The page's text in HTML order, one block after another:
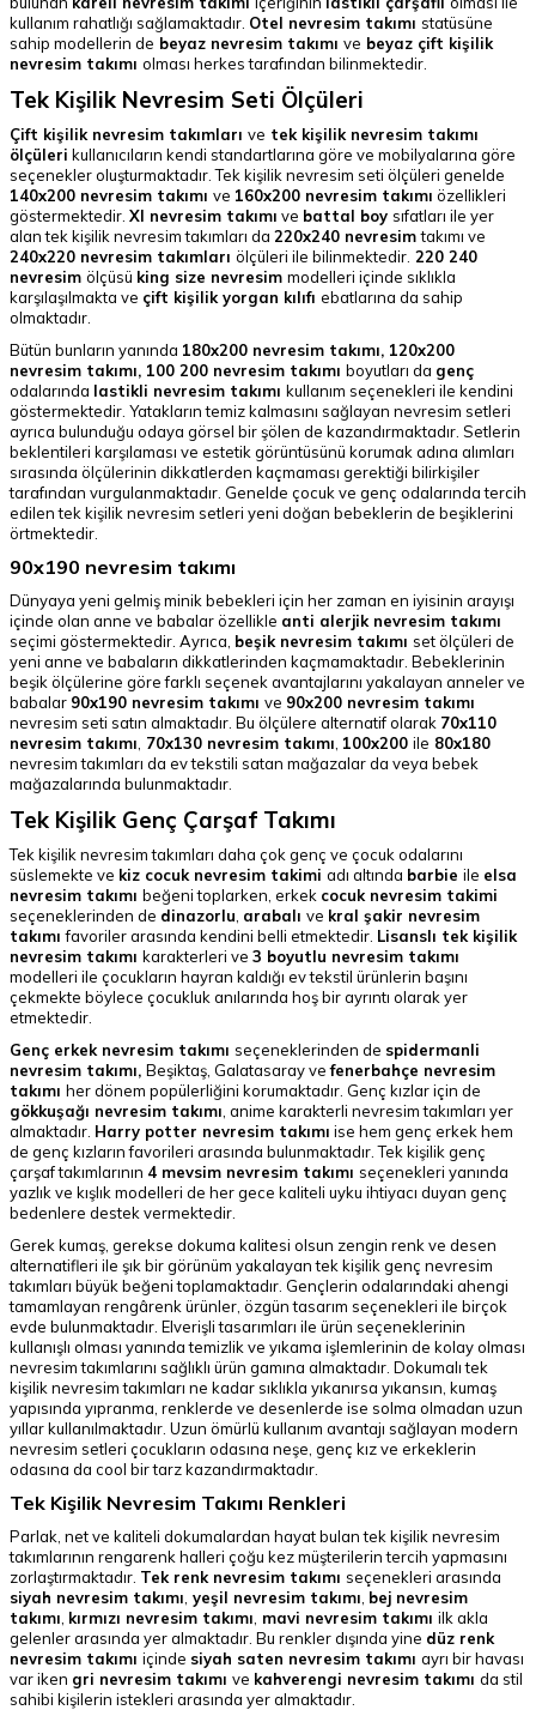
kullanım rahatlığı sağlamaktadır. Otel nevresim takımı statüsüne
sahip modellerin de beyaz nevresim takımı ve beyaz çift kişilik
nevresim takımı olması herkes tarafından bilinmektedir.
Tek Kişilik Nevresim Seti Ölçüleri
Çift kişilik nevresim takımları ve tek kişilik nevresim takımı
ölçüleri kullanıcıların kendi standartlarına göre ve mobilyalarına göre
seçenekler oluşturmaktadır. Tek kişilik nevresim seti ölçüleri genelde
140x200 nevresim takımı ve 160x200 nevresim takımı özellikleri
göstermektedir. Xl nevresim takımı ve battal boy sıfatları ile yer
alan tek kişilik nevresim takımları da 220x240 nevresimtakımı ve
240x220 nevresim takımları ölçüleri ile bilinmektedir. 220 240
nevresim ölçüsü king size nevresim modelleri içinde sıklıkla
karşılaşılmakta ve çift kişilik yorgan kılıfı ebatlarına da sahip
olmaktadır.
Bütün bunların yanında 180x200 nevresim takımı, 120x200
nevresim takımı, 100 200 nevresim takımı boyutları da genç
odalarında lastikli nevresim takımı kullanım seçenekleri ile kendini
göstermektedir. Yatakların temiz kalmasını sağlayan nevresim setleri
ayrıca bulunduğu odaya görsel bir şölen de kazandırmaktadır. Setlerin
beklentileri karşılaması ve estetik görüntüsünü korumak adına alımları
sırasında ölçülerinin dikkatlerden kaçmaması gerektiği bilirkişiler
tarafından vurgulanmaktadır. Genelde çocuk ve genç odalarında tercih
edilen tek kişilik nevresim setleri yeni doğan bebeklerin de beşiklerini
örtmektedir.
90x190 nevresim takımı
Dünyaya yeni gelmiş minik bebekleri için her zaman en iyisinin arayışı
içinde olan anne ve babalar özellikle anti alerjik nevresim takımı
seçimi göstermektedir. Ayrıca, beşik nevresim takımı set ölçüleri de
yeni anne ve babaların dikkatlerinden kaçmamaktadır. Bebeklerinin
beşik ölçülerine göre farklı seçenek avantajlarını yakalayan anneler ve
babalar 90x190 nevresim takımı ve 90x200 nevresim takımı
nevresim seti satın almaktadır. Bu ölçülere alternatif olarak 70x110
nevresim takımı 70x130 nevresim takımı 100x200 ile 80x180
nevresim takımları da ev tekstili satan mağazalar da veya bebek
mağazalarında bulunmaktadır.
Tek Kişilik Genç Çarşaf Takımı
Tek kişilik nevresim takımları daha çok genç ve çocuk odalarını
süslemekte ve kiz cocuk nevresim takimi adı altında barbie ile elsa
nevresim takımı beğeni toplarken, erkek cocuk nevresim takimi
seçeneklerinden de dinazorlu arabalı ve kral şakir nevresim
takımıfavoriler arasında kendini belli etmektedir. Lisanslı tek kişilik
nevresim takımı karakterleri ve 3 boyutlu nevresim takımı
modelleri ile çocukların hayran kaldığı ev tekstil ürünlerin başını
çekmekte böylece çocukluk anılarında hoş bir ayrıntı olarak yer
etmektedir.
Genç erkek nevresim takımı seçeneklerinden de spidermanli
nevresim takımı, Beşiktaş, Galatasaray vefenerbahçe nevresim
takımı her dönem popülerliğini korumaktadır. Genç kızlar için de
gökkuşağı nevresim takımı , anime karakterli nevresim takımları yer
almaktadır. Harry potter nevresim takımı ise hem genç erkek hem
de genç kızların favorileri arasında bulunmaktadır. Tek kişilik genç
çarşaf takımlarının 4 mevsim nevresim takımı seçenekleri yanında
yazlık ve kışlık modelleri de her gece kaliteli uyku ihtiyacı duyan genç
bedenlere destek vermektedir.
Gerek kumaş, gerekse dokuma kalitesi olsun zengin renk ve desen
alternatifleri ile şık bir görünüm yakalayan tek kişilik genç nevresim
takımları büyük beğeni toplamaktadır. Gençlerin odalarındaki ahengi
tamamlayan rengârenk ürünler, özgün tasarım seçenekleri ile birçok
evde bulunmaktadır. Elverişli tasarımları ile ürün seçeneklerinin
kullanışlı olması yanında temizlik ve yıkama işlemlerinin de kolay olması
nevresim takımlarını sağlıklı ürün gamına almaktadır. Dokumalı tek
kişilik nevresim takımları ne kadar sıklıkla yıkanırsa yıkansın, kumaş
yapısında yıpranma, renklerde ve desenlerde ise solma olmadan uzun
yıllar kullanılmaktadır. Uzun ömürlü kullanım avantajı sağlayan modern
nevresim setleri çocukların odasına neşe, genç kız ve erkeklerin
odasına da cool bir tarz kazandırmaktadır.
Tek Kişilik Nevresim Takımı Renkleri
Parlak, net ve kaliteli dokumalardan hayat bulan tek kişilik nevresim
takımlarının rengarenk halleri çoğu kez müşterilerin tercih yapmasını
zorlaştırmaktadır. Tek renk nevresim takımı seçenekleri arasında
siyah nevresim takımı yeşil nevresim takımı bej nevresim
takımı kırmızı nevresim takımı mavi nevresim takımı ilk akla
gelenler arasında yer almaktadır. Bu renkler dışında yine düz renk
nevresim takımı içinde siyah saten nevresim takımı ayrı bir havası
var iken gri nevresim takımı ve kahverengi nevresim takımı da stil
sahibi kişilerin istekleri arasında yer almaktadır.